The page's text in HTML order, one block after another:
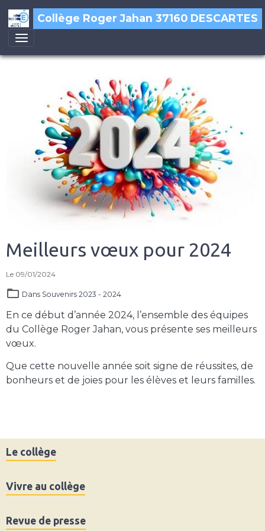
Collège Roger Jahan 37160 DESCARTES
Meilleurs vœux pour 2024
Le 09/01/2024
Dans Souvenirs 2023 - 2024
En ce début d’année 2024, l’ensemble des équipes
du Collège Roger Jahan, vous présente ses meilleurs
vœux.
Que cette nouvelle année soit signe de réussites, de
bonheurs et de joies pour les élèves et leurs familles.
Le collège
Vivre au collège
Revue de presse